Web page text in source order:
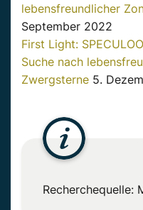
lebensfreundlicher
September 2022
First Light:
Suche nach
Zwergsterne 5.
Recherchequelle: